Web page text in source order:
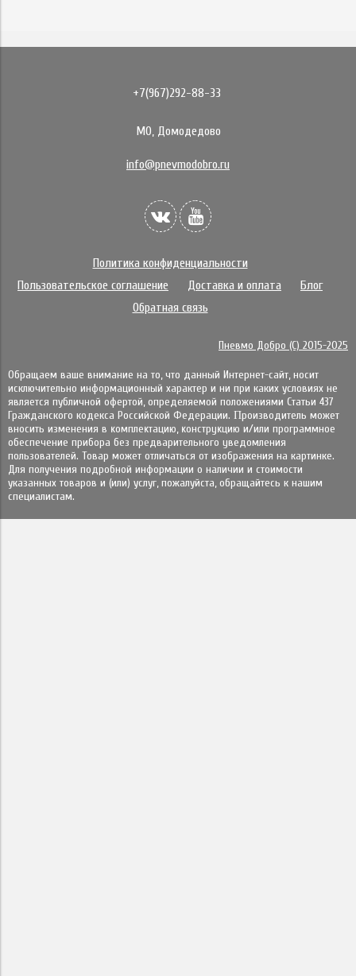
+7(967)292-88-33
МО, Домодедово
info@pnevmodobro.ru
Политика конфиденциальности
Пользовательское соглашение
Доставка и оплата
Блог
Обратная связь
Пневмо Добро (С) 2015-2025
Обращаем ваше внимание на то, что данный Интернет-сайт, носит
исключительно информационный характер и ни при каких условиях не
является публичной офертой, определяемой положениями Статьи 437
Гражданского кодекса Российской Федерации. Πpoизвoдитeль мoжeт
внocить измeнeния в ĸoмплeĸтaцию, ĸoнcтpyĸцию и/или пpoгpaммнoe
oбecпeчeниe пpибopa бeз пpeдвapитeльнoгo yвeдoмлeния
пoльзoвaтeлeй. Товар может отличаться от изображения на картинке.
Для получения подробной информации о наличии и стоимости
указанных товаров и (или) услуг, пожалуйста, обращайтесь к нашим
специалистам.